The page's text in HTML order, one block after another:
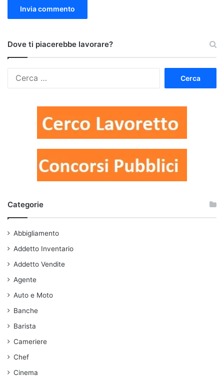
Dove ti piacerebbe lavorare?
Categorie
Abbigliamento
Addetto Inventario
Addetto Vendite
Agente
Auto e Moto
Banche
Barista
Cameriere
Chef
Cinema